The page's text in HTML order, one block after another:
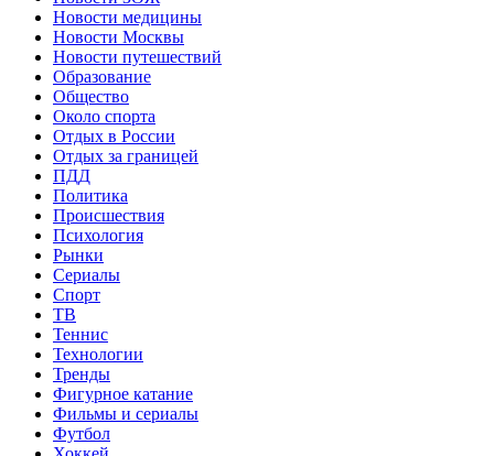
Новости медицины
Новости Москвы
Новости путешествий
Образование
Общество
Около спорта
Отдых в России
Отдых за границей
ПДД
Политика
Происшествия
Психология
Рынки
Сериалы
Спорт
ТВ
Теннис
Технологии
Тренды
Фигурное катание
Фильмы и сериалы
Футбол